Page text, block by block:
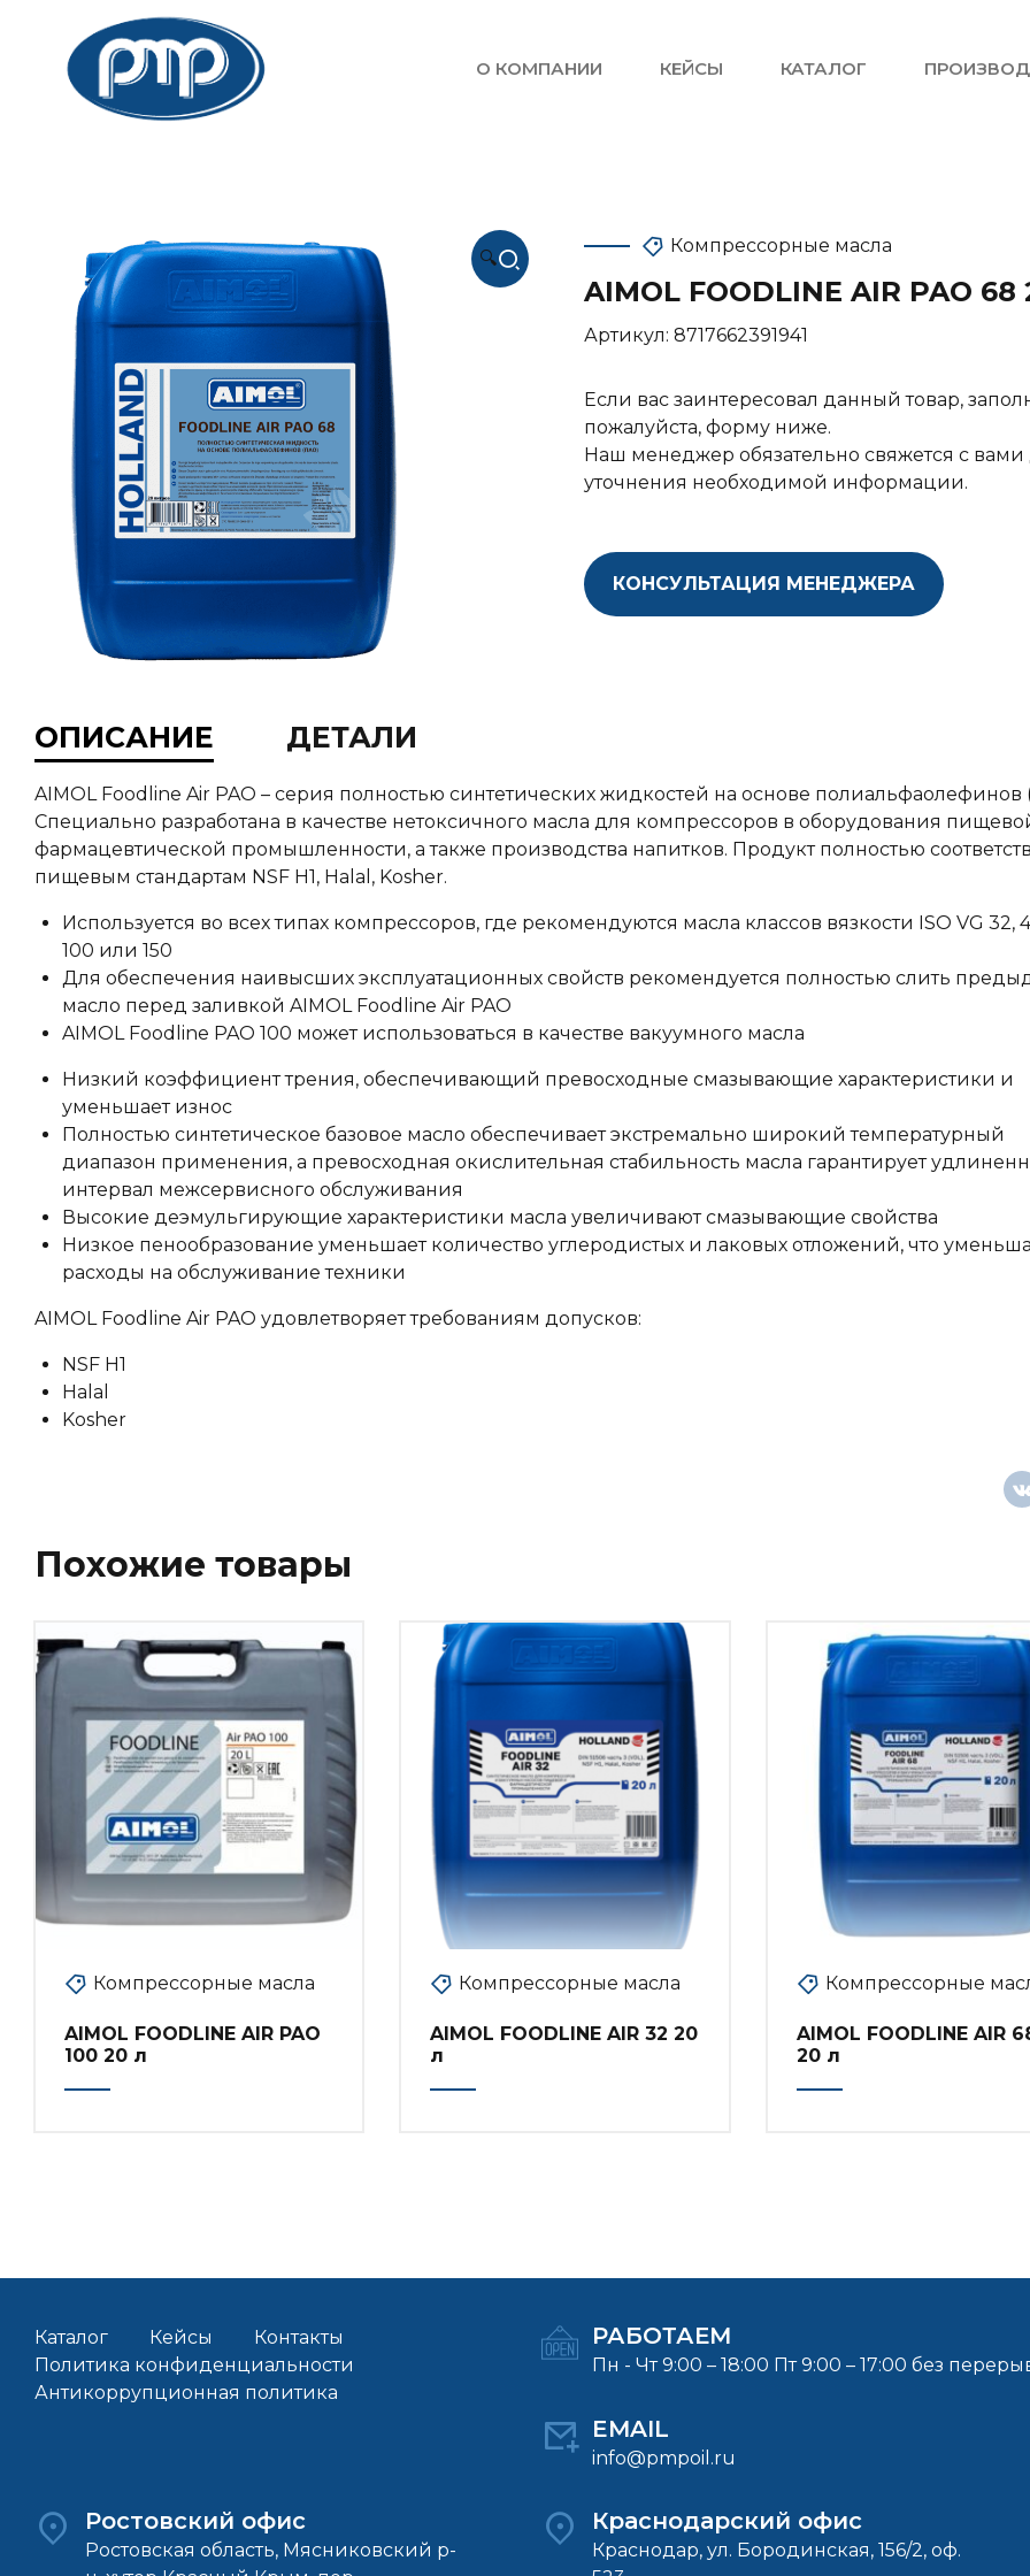
О КОМПАНИИ КЕЙСЫ КАТАЛОГ
🔍
Компрессорные масла
AIMOL FOODLINE AIR PAO 68
Артикул: 8717662391941
Если вас заинтересовал данный товар,
пожалуйста, форму ниже.
Наш менеджер обязательно свяжется с вами
уточнения необходимой информации.
КОНСУЛЬТАЦИЯ МЕНЕДЖЕРА
ОПИСАНИЕ ДЕТАЛИ
AIMOL Foodline Air PAO – серия полностью синтетических жидкостей на основе
Специально разработана в качестве нетоксичного масла для компрессоров в оборудования
фармацевтической промышленности, а также производства напитков. Продукт полностью
пищевым стандартам NSF H1, Halal, Kosher.
Используется во всех типах компрессоров, где рекомендуются масла классов вязкости ISO VG 32,
100 или 150
Для обеспечения наивысших эксплуатационных свойств рекомендуется полностью слить
масло перед заливкой AIMOL Foodline Air PAO
AIMOL Foodline PAO 100 может использоваться в качестве вакуумного масла
Низкий коэффициент трения, обеспечивающий превосходные смазывающие характеристики и
уменьшает износ
Полностью синтетическое базовое масло обеспечивает экстремально широкий температурный
диапазон применения, а превосходная окислительная стабильность масла гарантирует
интервал межсервисного обслуживания
Высокие деэмульгирующие характеристики масла увеличивают смазывающие свойства
Низкое пенообразование уменьшает количество углеродистых и лаковых отложений, что
расходы на обслуживание техники
AIMOL Foodline Air PAO удовлетворяет требованиям допусков:
NSF H1
Halal
Kosher
Похожие товары
Компрессорные масла
AIMOL FOODLINE AIR PAO
100 20 л
Компрессорные масла
AIMOL FOODLINE AIR 32 20
л
Компрессорные
AIMOL FOODLINE AIR
20 л
Каталог Кейсы
Контакты
Политика конфиденциальности
Антикоррупционная политика
РАБОТАЕМ
Пн - Чт 9:00 – 18:00 Пт 9:00 – 17:00 без
EMAIL
info@pmpoil.ru
Ростовский офис
Ростовская область, Мясниковский р-
Краснодарский офис
Краснодар, ул. Бородинская, 156/2, оф.